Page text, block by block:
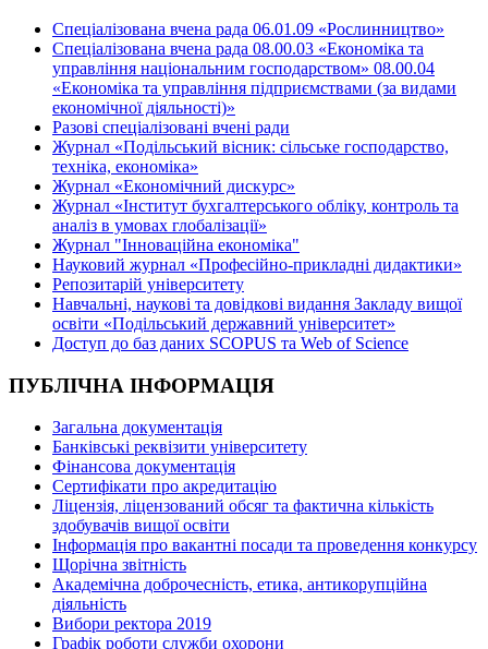
Спеціалізована вчена рада 06.01.09 «Рослинництво»
Спеціалізована вчена рада 08.00.03 «Економіка та
управління національним господарством» 08.00.04
«Економіка та управління підприємствами (за видами
економічної діяльності)»
Разові спеціалізовані вчені ради
Журнал «Подільський вісник: сільське господарство,
техніка, економіка»
Журнал «Економічний дискурс»
Журнал «Інститут бухгалтерського обліку, контроль та
аналіз в умовах глобалізації»
Журнал "Інноваційна економіка"
Науковий журнал «Професійно-прикладні дидактики»
Репозитарій університету
Навчальні, наукові та довідкові видання Закладу вищої
освіти «Подільський державний університет»
Доступ до баз даних SCOPUS та Web of Science
ПУБЛІЧНА ІНФОРМАЦІЯ
Загальна документація
Банківські реквізити університету
Фінансова документація
Сертифікати про акредитацію
Ліцензія, ліцензований обсяг та фактична кількість
здобувачів вищої освіти
Інформація про вакантні посади та проведення конкурсу
Щорічна звітність
Академічна доброчесність, етика, антикорупційна
діяльність
Вибори ректора 2019
Графік роботи служби охорони